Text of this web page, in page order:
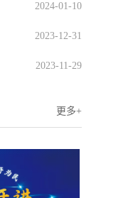
2024-01-10
2023-12-31
2023-11-29
更多+